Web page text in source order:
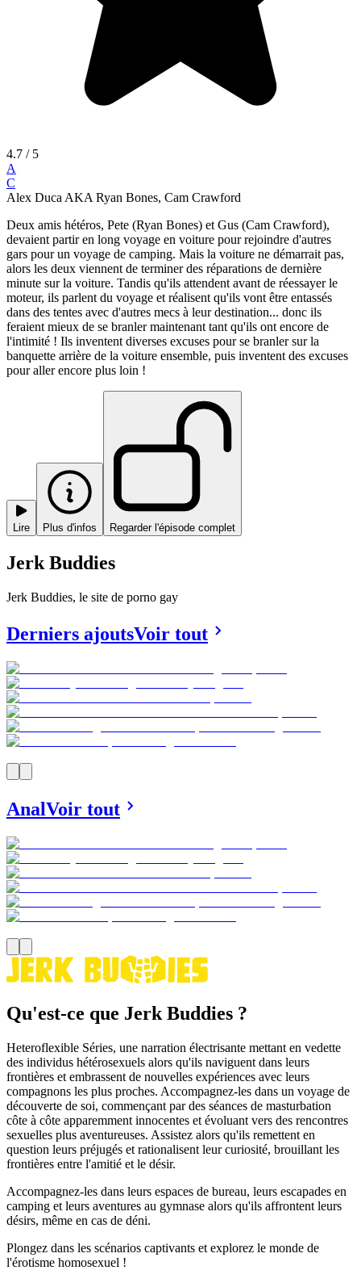
4.7 / 5
A
C
Alex Duca AKA Ryan Bones, Cam Crawford
Deux amis hétéros, Pete (Ryan Bones) et Gus (Cam Crawford),
devaient partir en long voyage en voiture pour rejoindre d'autres
gars pour un voyage de camping. Mais la voiture ne démarrait pas,
alors les deux viennent de terminer des réparations de dernière
minute sur la voiture. Tandis qu'ils attendent avant de réessayer le
moteur, ils parlent du voyage et réalisent qu'ils vont être entassés
dans des tentes avec d'autres mecs à leur destination... donc ils
feraient mieux de se branler maintenant tant qu'ils ont encore de
l'intimité ! Ils inventent diverses excuses pour se branler sur la
banquette arrière de la voiture ensemble, puis inventent des excuses
pour aller encore plus loin !
Lire Plus d'infos Regarder l'épisode complet
Jerk Buddies
Jerk Buddies, le site de porno gay
Derniers ajoutsVoir tout
AnalVoir tout
Qu'est-ce que Jerk Buddies ?
Heteroflexible Séries, une narration électrisante mettant en vedette
des individus hétérosexuels alors qu'ils naviguent dans leurs
frontières et embrassent de nouvelles expériences avec leurs
compagnons les plus proches. Accompagnez-les dans un voyage de
découverte de soi, commençant par des séances de masturbation
côte à côte apparemment innocentes et évoluant vers des rencontres
sexuelles plus aventureuses. Assistez alors qu'ils remettent en
question leurs préjugés et rationalisent leur curiosité, brouillant les
frontières entre l'amitié et le désir.
Accompagnez-les dans leurs espaces de bureau, leurs escapades en
camping et leurs aventures au gymnase alors qu'ils affrontent leurs
désirs, même en cas de déni.
Plongez dans les scénarios captivants et explorez le monde de
l'érotisme homosexuel !